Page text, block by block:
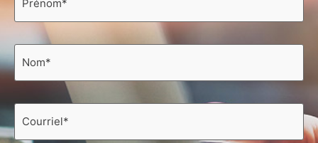
Nom
Courriel